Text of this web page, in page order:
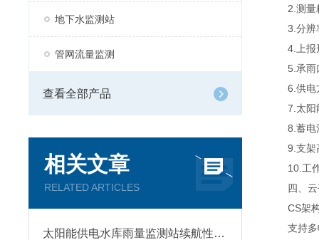
地下水监测站
管网流量监测
查看全部产品
相关文章
RELATED ARTICLES
太阳能供电水库雨量监测站续航性能分析
2.测量
3.分辨
4.上报
5.承雨
6.供电
7.太阳
8.蓄电
9.支架
10.工作
四、云
CS架构
支持多